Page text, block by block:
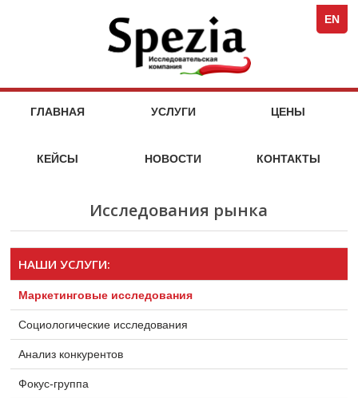
ГЛАВНАЯ
УСЛУГИ
ЦЕНЫ
КЕЙСЫ НОВОСТИ КОНТАКТЫ
Full-
EN
Исследования рынка
НАШИ УСЛУГИ:
Маркетинговые исследования
Социологические исследования
Анализ конкурентов
Фокус-группа
услуг